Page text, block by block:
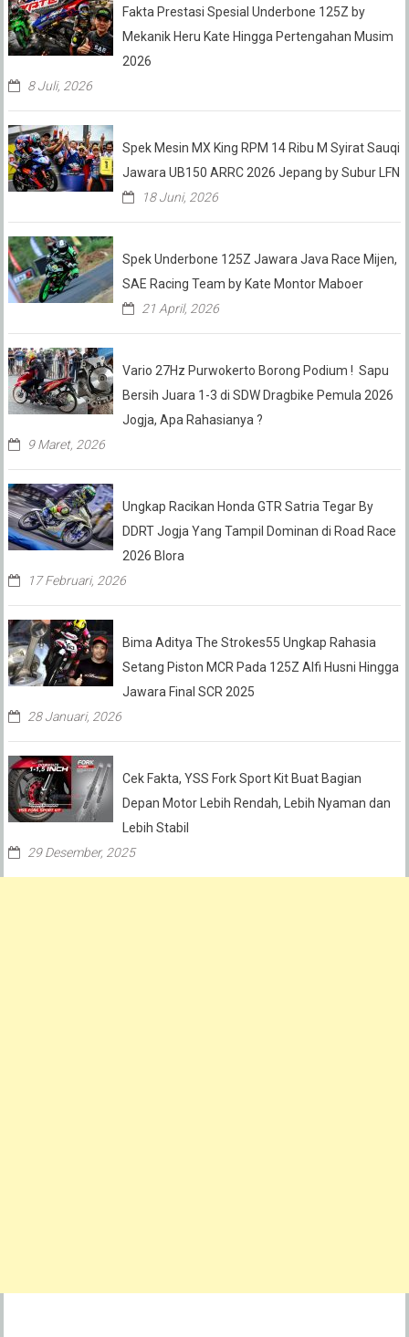
Fakta Prestasi Spesial Underbone 125Z by
Mekanik Heru Kate Hingga Pertengahan Musim
2026
8 Juli, 2026
Spek Mesin MX King RPM 14 Ribu M Syirat Sauqi
Jawara UB150 ARRC 2026 Jepang by Subur LFN
18 Juni, 2026
Spek Underbone 125Z Jawara Java Race Mijen,
SAE Racing Team by Kate Montor Maboer
21 April, 2026
Vario 27Hz Purwokerto Borong Podium ! Sapu
Bersih Juara 1-3 di SDW Dragbike Pemula 2026
Jogja, Apa Rahasianya ?
9 Maret, 2026
Ungkap Racikan Honda GTR Satria Tegar By
DDRT Jogja Yang Tampil Dominan di Road Race
2026 Blora
17 Februari, 2026
Bima Aditya The Strokes55 Ungkap Rahasia
Setang Piston MCR Pada 125Z Alfi Husni Hingga
Jawara Final SCR 2025
28 Januari, 2026
Cek Fakta, YSS Fork Sport Kit Buat Bagian
Depan Motor Lebih Rendah, Lebih Nyaman dan
Lebih Stabil
29 Desember, 2025